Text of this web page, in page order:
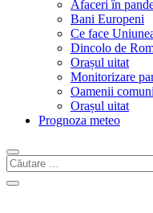
Afaceri în
Bani Europeni
Ce face
Dincolo de
Orașul uitat
Monitorizare
Oamenii
Orașul uitat
Prognoza meteo